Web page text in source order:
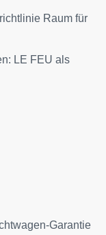
Raum für
LE FEU als
Garantie